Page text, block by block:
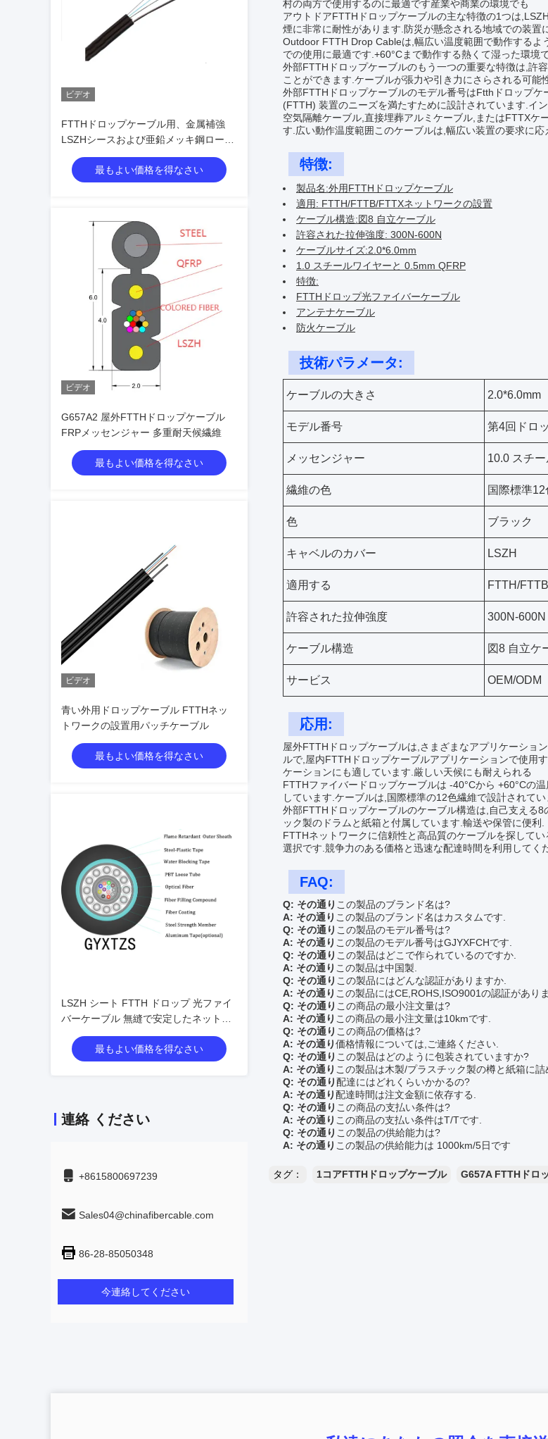
ビデオ
FTTHドロップケーブル用、金属補強
LSZHシースおよび亜鉛メッキ鋼ロープ
付き自己支持型バタフライ光ファイバ
ーケーブル最もよい価格を得なさい
ビデオ
G657A2 屋外FTTHドロップケーブル
FRPメッセンジャー 多重耐天候繊維
最もよい価格を得なさい
ビデオ
青い外用ドロップケーブル FTTHネッ
トワークの設置用パッチケーブル
最もよい価格を得なさい
LSZH シート FTTH ドロップ 光ファイ
バーケーブル 無縫で安定したネットワ
ークソリューション
最もよい価格を得なさい
連絡 ください
+8615800697239
Sales04@chinafibercable.com
86-28-85050348
今連絡してください
村の両方で使用するのに最適です産業や商業の環境でも
アウトドアFTTHドロップケーブルの主な特徴の1つは
煙に非常に耐性があります.防災が懸念される地域での装置
Outdoor FTTH Drop Cableは,幅広い温度範囲で動作する
での使用に最適です.+60°Cまで動作する熱くて湿った環境
外部FTTHドロップケーブルのもう一つの重要な特徴は,許
ことができます.ケーブルが張力や引き力にさらされる可能
外部FTTHドロップケーブルのモデル番号はFtthドロップ
(FTTH) 装置のニーズを満たすために設計されています.イ
空気隔離ケーブル,直接埋葬アルミケーブル,またはFTTX
す.広い動作温度範囲このケーブルは,幅広い装置の要求に応
特徴:
製品名:外用FTTHドロップケーブル
適用: FTTH/FTTB/FTTXネットワークの設置
ケーブル構造:図8 自立ケーブル
許容された拉伸強度: 300N-600N
ケーブルサイズ:2.0*6.0mm
1.0 スチールワイヤーと 0.5mm QFRP
特徴:
FTTHドロップ光ファイバーケーブル
アンテナケーブル
防火ケーブル
技術パラメータ:
ケーブルの大きさ 2.0*6.0mm
モデル番号 第4回ドロ
メッセンジャー 10.0 スチ
繊維の色 国際標準12
色 ブラック
キャベルのカバー LSZH
適用する FTTH/
許容された拉伸強度 300N-600N
ケーブル構造 図8 自立ケ
サービス OEM/ODM
応用:
屋外FTTHドロップケーブルは,さまざまなアプリケーショ
ルで,屋内FTTHドロップケーブルアプリケーションで使用
ケーションにも適しています.厳しい天候にも耐えられる
FTTHファイバードロップケーブルは -40°Cから +60°Cの
しています.ケーブルは,国際標準の12色繊維で設計されて
外部FTTHドロップケーブルのケーブル構造は,自己支える
ック製のドラムと紙箱と付属しています.輸送や保管に便利.
FTTHネットワークに信頼性と高品質のケーブルを探して
選択です.競争力のある価格と迅速な配達時間を利用してく
FAQ:
Q: その通り この製品のブランド名は?
A: その通り この製品のブランド名はカスタムです.
Q: その通り この製品のモデル番号は?
A: その通り この製品のモデル番号はGJYXFCHです.
Q: その通り この製品はどこで作られているのですか.
A: その通り この製品は中国製.
Q: その通り この製品にはどんな認証がありますか.
A: その通り この製品にはCE,ROHS,ISO9001の認証があり
Q: その通り この商品の最小注文量は?
A: その通り この商品の最小注文量は10kmです.
Q: その通り この商品の価格は?
A: その通り価格情報については,ご連絡ください.
Q: その通り この製品はどのように包装されていますか?
A: その通り この製品は木製/プラスチック製の樽と紙箱に詰
Q: その通り配達にはどれくらいかかるの?
A: その通り配達時間は注文金額に依存する.
Q: その通り この商品の支払い条件は?
A: その通り この商品の支払い条件はT/Tです.
Q: その通り この製品の供給能力は?
A: その通り この製品の供給能力は 1000km/5日です
タグ： 1コアFTTHドロップケーブル G657A FTTHドロ